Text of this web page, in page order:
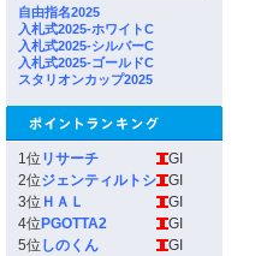
自由指名2025
入札式2025-ホワイトC
入札式2025-シルバーC
入札式2025-ゴールドC
スタリオンカップ2025
1位 リサーチ
GI
2位ジェンティルトシ
GI
3位 ＨＡＬ
GI
4位 PGOTTA2
GI
5位 しのくん
GI